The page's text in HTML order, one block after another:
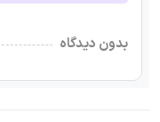
بدون دیدگاه